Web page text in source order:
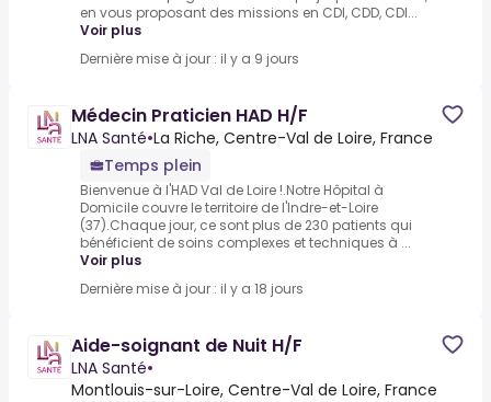
en vous proposant des missions en CDI, CDD, CDI...
Voir plus
Dernière mise à jour : il y a 9 jours
Médecin Praticien HAD H/F
LNA Santé•La Riche, Centre-Val de Loire, France
Temps plein
Bienvenue à l'HAD Val de Loire !.Notre Hôpital à
Domicile couvre le territoire de l'Indre-et-Loire
(37).Chaque jour, ce sont plus de 230 patients qui
bénéficient de soins complexes et techniques à ...
Voir plus
Dernière mise à jour : il y a 18 jours
Aide-soignant de Nuit H/F
LNA Santé•
Montlouis-sur-Loire, Centre-Val de Loire, France